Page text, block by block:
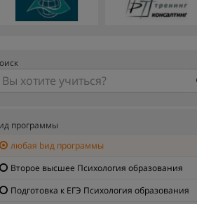
программы
любая bид программы
Второе высшее Психология образования
Подготовка к ЕГЭ Психология образования